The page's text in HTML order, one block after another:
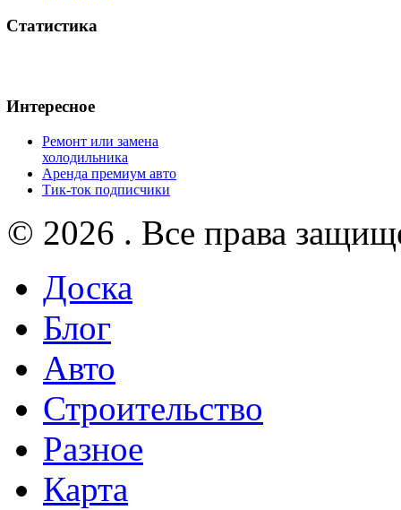
Статистика
Интересное
Ремонт или замена
холодильника
Аренда премиум авто
Тик-ток подписчики
© 2026 . Все права
Доска
Блог
Авто
Строительство
Разное
Карта